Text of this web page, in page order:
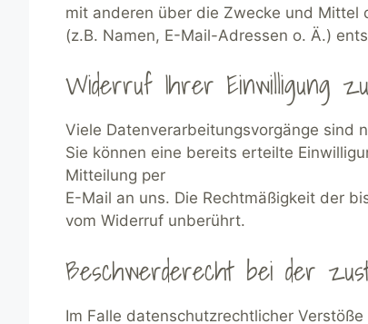
mit anderen über die Zwecke und Mittel
(z.B. Namen, E-Mail-Adressen o. Ä.)
Widerruf Ihrer Einwilligung
Viele Datenverarbeitungsvorgänge sind
Sie können eine bereits erteilte
Mitteilung per
E-Mail an uns. Die Rechtmäßigkeit der
vom Widerruf unberührt.
Beschwerderecht bei der
Im Falle datenschutzrechtlicher